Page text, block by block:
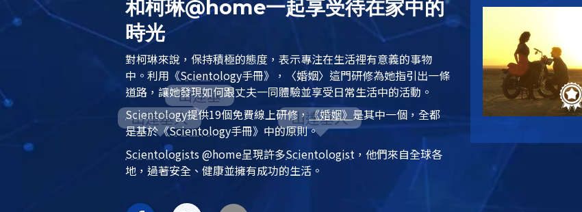
和柯琳@home一起享受待在家中的
時光
對柯琳來說，保持積極的態度，表示專注在生活裡有意義的事物
中。利用 《Scientology手冊》 ， 〈婚姻〉 這門研修為她指引出一條
道路，讓她發現如何跟丈夫一同體驗並享受日常生活中的活動。
Scientology提供19個免費線上研修，《婚姻》 是其中一個，全都
是基於《Scientology手冊》 中的原則。
Scientologists @home呈現許多Scientologist ，他們來自全球各
地，過著安全、健康並擁有成功的生活。